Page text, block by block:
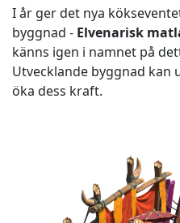
I år ger det nya
byggnad - Elvenarisk
känns igen i namnet på
Utvecklande byggnad kan
öka dess kraft.